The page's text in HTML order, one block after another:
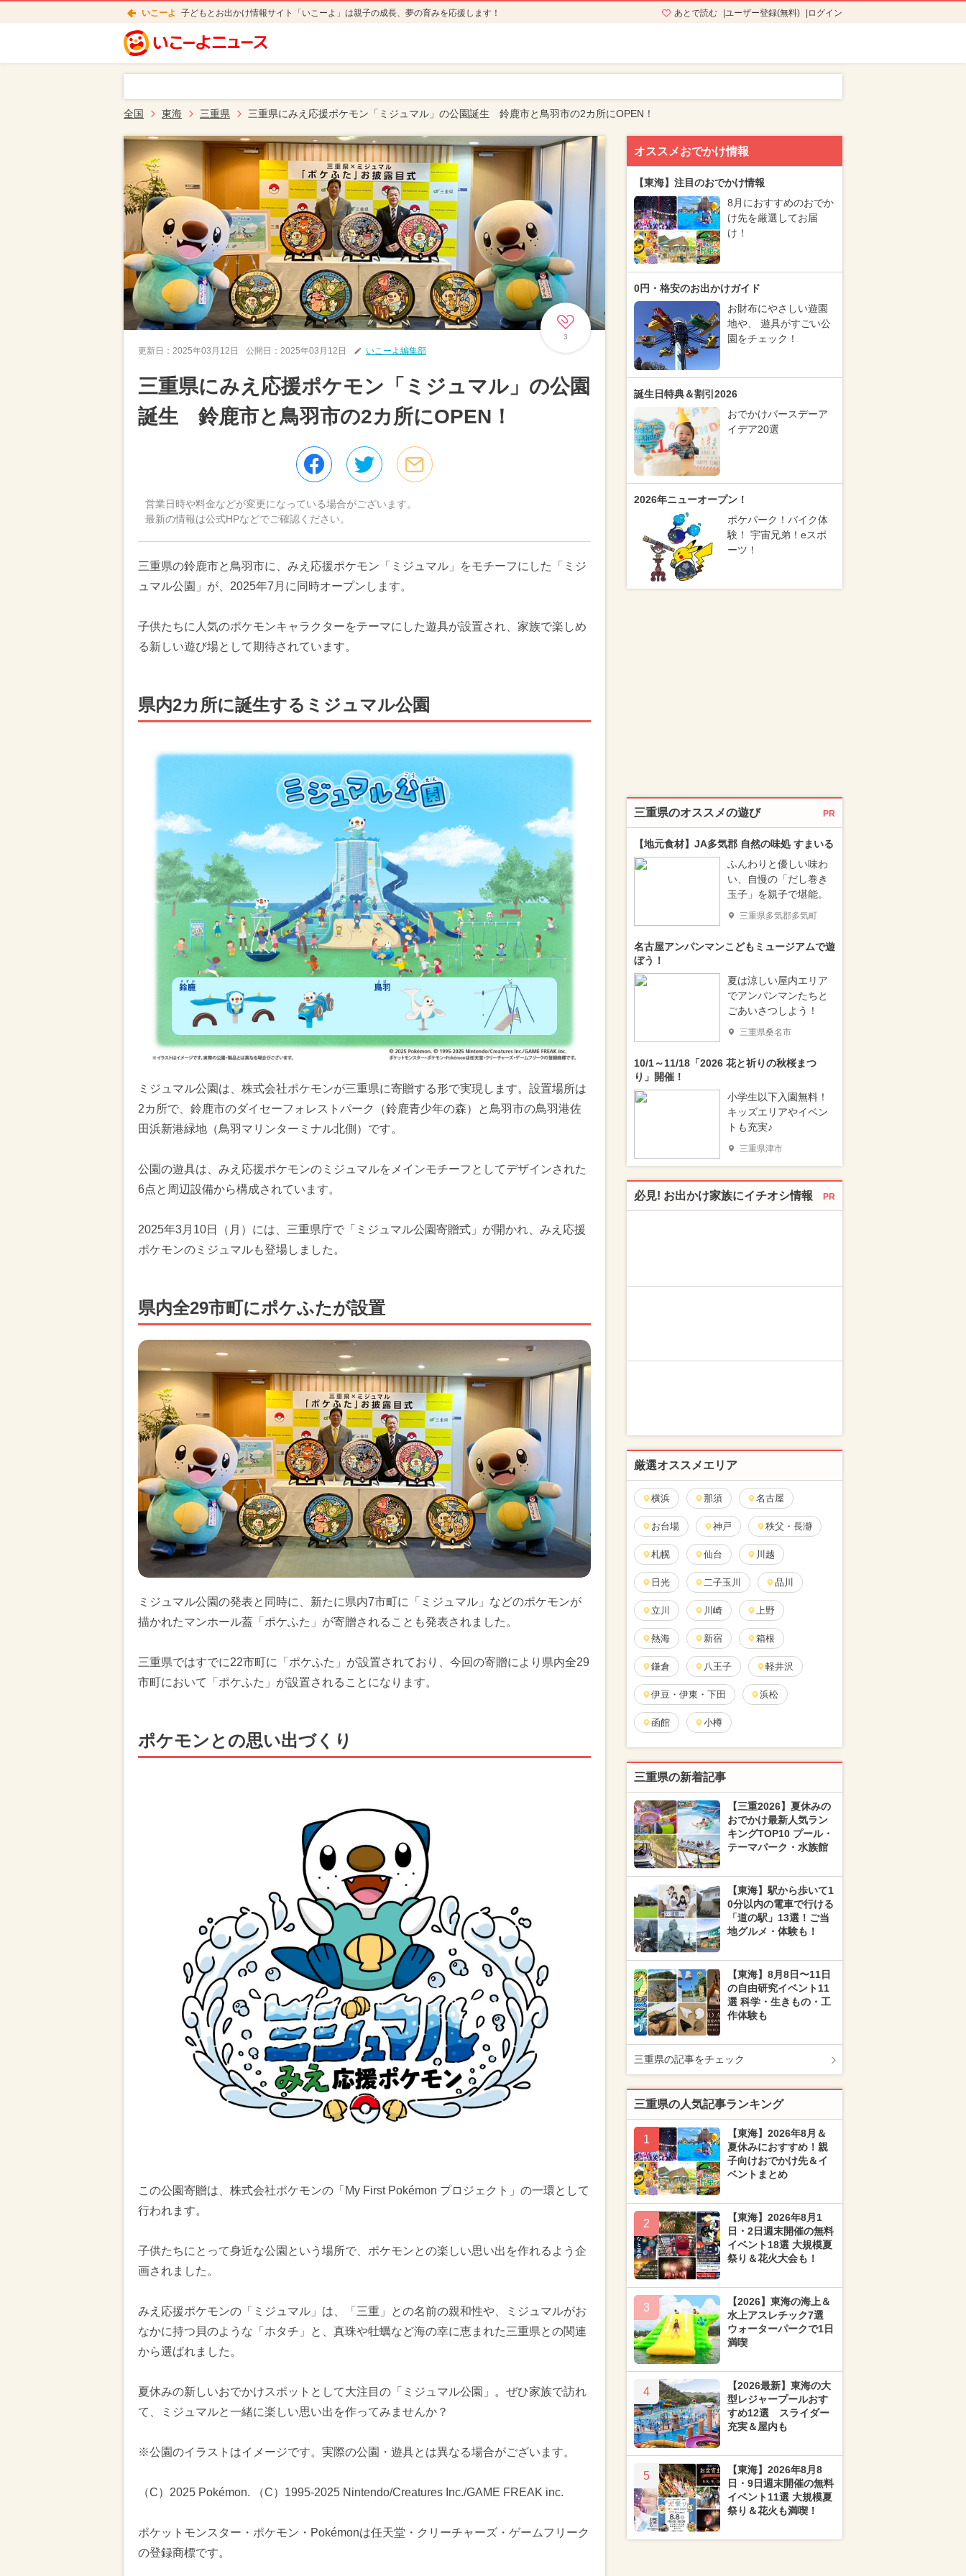
いこーよ 子どもとお出かけ情報サイト「いこーよ」は親子の成長、夢の育みを応援します！ あとで読む ユーザー登録(無料) ログイン
全国 東海 三重県 三重県にみえ応援ポケモン「ミジュマル」の公園誕生 鈴鹿市と鳥羽市の2カ所にOPEN！
3
更新日： 2025年03月12日 公開日： 2025年03月12日 いこーよ編集部
三重県にみえ応援ポケモン「ミジュマル」の公園
誕生 鈴鹿市と鳥羽市の2カ所にOPEN！
営業日時や料金などが変更になっている場合がございます。
最新の情報は公式HPなどでご確認ください。
三重県の鈴鹿市と鳥羽市に、みえ応援ポケモン「ミジュマル」をモチーフにした「ミジ
ュマル公園」が、2025年7月に同時オープンします。
子供たちに人気のポケモンキャラクターをテーマにした遊具が設置され、家族で楽しめ
る新しい遊び場として期待されています。
県内2カ所に誕生するミジュマル公園
ミジュマル公園は、株式会社ポケモンが三重県に寄贈する形で実現します。設置場所は
2カ所で、鈴鹿市のダイセーフォレストパーク（鈴鹿青少年の森）と鳥羽市の鳥羽港佐
田浜新港緑地（鳥羽マリンターミナル北側）です。
公園の遊具は、みえ応援ポケモンのミジュマルをメインモチーフとしてデザインされた
6点と周辺設備から構成されています。
2025年3月10日（月）には、三重県庁で「ミジュマル公園寄贈式」が開かれ、みえ応援
ポケモンのミジュマルも登場しました。
県内全29市町にポケふたが設置
ミジュマル公園の発表と同時に、新たに県内7市町に「ミジュマル」などのポケモンが
描かれたマンホール蓋「ポケふた」が寄贈されることも発表されました。
三重県ではすでに22市町に「ポケふた」が設置されており、今回の寄贈により県内全29
市町において「ポケふた」が設置されることになります。
ポケモンとの思い出づくり
この公園寄贈は、株式会社ポケモンの「My First Pokémon プロジェクト」の一環として
行われます。
子供たちにとって身近な公園という場所で、ポケモンとの楽しい思い出を作れるよう企
画されました。
みえ応援ポケモンの「ミジュマル」は、「三重」との名前の親和性や、ミジュマルがお
なかに持つ貝のような「ホタチ」と、真珠や牡蠣など海の幸に恵まれた三重県との関連
から選ばれました。
夏休みの新しいおでかけスポットとして大注目の「ミジュマル公園」。ぜひ家族で訪れ
て、ミジュマルと一緒に楽しい思い出を作ってみませんか？
※公園のイラストはイメージです。実際の公園・遊具とは異なる場合がございます。
（C）2025 Pokémon. （C）1995-2025 Nintendo/Creatures Inc./GAME FREAK inc.
ポケットモンスター・ポケモン・Pokémonは任天堂・クリーチャーズ・ゲームフリーク
の登録商標です。
オススメおでかけ情報
【東海】注目のおでかけ情報
8月におすすめのおでか
け先を厳選してお届
け！
0円・格安のお出かけガイド
お財布にやさしい遊園
地や、 遊具がすごい公
園をチェック！
誕生日特典＆割引2026
おでかけバースデーア
イデア20選
2026年ニューオープン！
ポケパーク！バイク体
験！ 宇宙兄弟！eスポ
ーツ！
三重県のオススメの遊び PR
【地元食材】JA多気郡 自然の味処 すまいる
ふんわりと優しい味わ
い、自慢の「だし巻き
玉子」を親子で堪能。
三重県多気郡多気町
名古屋アンパンマンこどもミュージアムで遊
ぼう！
夏は涼しい屋内エリア
でアンパンマンたちと
ごあいさつしよう！
三重県桑名市
10/1～11/18「2026 花と祈りの秋桜まつ
り」開催！
小学生以下入園無料！
キッズエリアやイベン
トも充実♪
三重県津市
必見! お出かけ家族にイチオシ情報 PR
厳選オススメエリア
横浜 那須 名古屋
お台場 神戸 秩父・長瀞
札幌 仙台 川越
日光 二子玉川 品川
立川 川崎 上野
熱海 新宿 箱根
鎌倉 八王子 軽井沢
伊豆・伊東・下田 浜松
函館 小樽
三重県の新着記事
【三重2026】夏休みの
おでかけ最新人気ラン
キングTOP10 プール・
テーマパーク・水族館
【東海】駅から歩いて1
0分以内の電車で行ける
「道の駅」13選！ご当
地グルメ・体験も！
【東海】8月8日〜11日
の自由研究イベント11
選 科学・生きもの・工
作体験も
三重県の記事をチェック
三重県の人気記事ランキング
1
【東海】2026年8月＆
夏休みにおすすめ！親
子向けおでかけ先＆イ
ベントまとめ
2
【東海】2026年8月1
日・2日週末開催の無料
イベント18選 大規模夏
祭り＆花火大会も！
3
【2026】東海の海上＆
水上アスレチック7選
ウォーターパークで1日
満喫
4
【2026最新】東海の大
型レジャープールおす
すめ12選 スライダー
充実＆屋内も
5
【東海】2026年8月8
日・9日週末開催の無料
イベント11選 大規模夏
祭り＆花火も満喫！